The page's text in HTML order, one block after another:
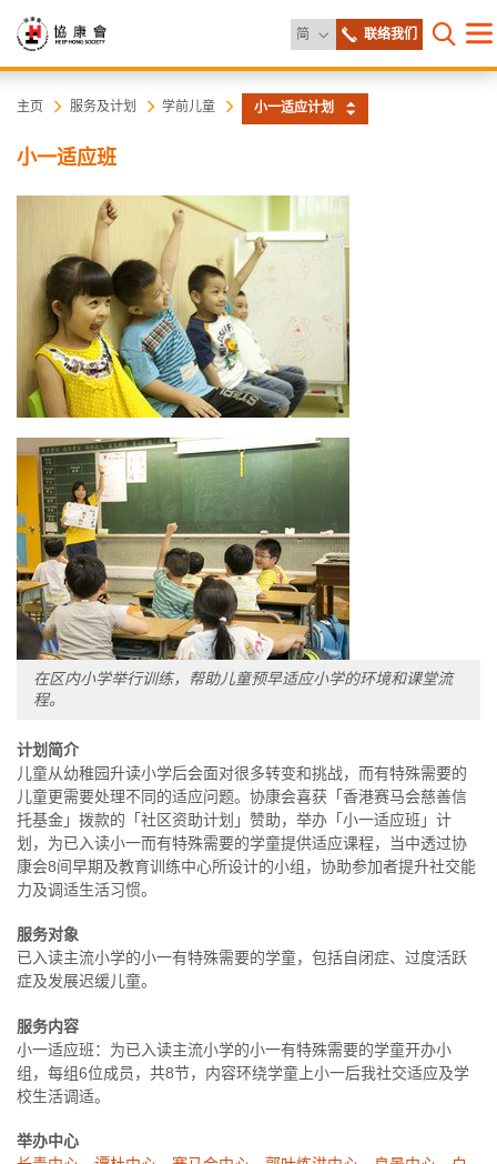
简 更改语言联络我们
打开目
协
康
主页 服务及计划 学前儿童 小一适应计划
小一适应班
在区内小学举行训练，帮助儿童预早适应小学的环境和课堂流
程。
计划简介
儿童从幼稚园升读小学后会面对很多转变和挑战，而有特殊需要的
儿童更需要处理不同的适应问题。协康会喜获「香港赛马会慈善信
托基金」拨款的「社区资助计划」赞助，举办「小一适应班」计
划，为已入读小一而有特殊需要的学童提供适应课程，当中透过协
康会8间早期及教育训练中心所设计的小组，协助参加者提升社交能
力及调适生活习惯。
服务对象
已入读主流小学的小一有特殊需要的学童，包括自闭症、过度活跃
症及发展迟缓儿童。
服务内容
小一适应班：为已入读主流小学的小一有特殊需要的学童开办小
组，每组6位成员，共8节，内容环绕学童上小一后我社交适应及学
校生活调适。
举办中心